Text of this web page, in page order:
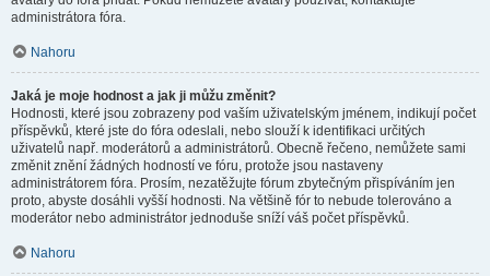
administrátora fóra.
Nahoru
Jaká je moje hodnost a jak ji můžu změnit?
Hodnosti, které jsou zobrazeny pod vaším uživatelským jménem, indikují počet
příspěvků, které jste do fóra odeslali, nebo slouží k identifikaci určitých
uživatelů např. moderátorů a administrátorů. Obecně řečeno, nemůžete sami
změnit znění žádných hodností ve fóru, protože jsou nastaveny
administrátorem fóra. Prosím, nezatěžujte fórum zbytečným přispíváním jen
proto, abyste dosáhli vyšší hodnosti. Na většině fór to nebude tolerováno a
moderátor nebo administrátor jednoduše sníží váš počet příspěvků.
Nahoru